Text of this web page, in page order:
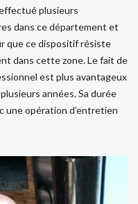
plusieurs
dans ce département et
que ce dispositif résiste
dans cette zone. Le fait de
est plus avantageux
années. Sa durée
une opération d’entretien